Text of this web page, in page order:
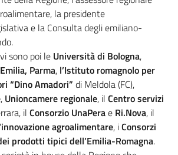
la presidente
e la Consulta degli emiliano-
sono poi le Università di Bologna,
Parma, l’Istituto romagnolo per
“Dino Amadori” di Meldola (FC),
, Unioncamere regionale, il Centro servizi
il Consorzio UnaPerae Ri.Nova, il
innovazione agroalimentare, iConsorzi
prodotti tipici dell’Emilia-Romagna.